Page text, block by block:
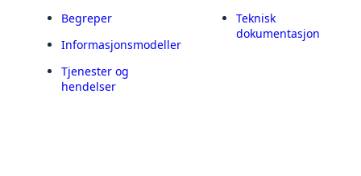
Begreper
Informasjonsmodeller
Tjenester og
hendelser
Teknisk
dokumentasjon